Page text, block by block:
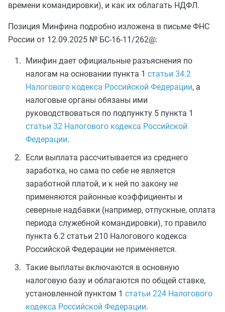
времени командировки), и как их облагать НДФЛ.
Позиция Минфина подробно изложена в письме ФНС
России от 12.09.2025 № БС-16-11/262@:
Минфин дает официальные разъяснения по
налогам на основании пункта 1 статьи 34.2
Налогового кодекса Российской Федерации, а
налоговые органы обязаны ими
руководствоваться по подпункту 5 пункта 1
статьи 32 Налогового кодекса Российской
Федерации.
Если выплата рассчитывается из среднего
заработка, но сама по себе не является
заработной платой, и к ней по закону не
применяются районные коэффициенты и
северные надбавки (например, отпускные, оплата
периода служебной командировки), то правило
пункта 6.2 статьи 210 Налогового кодекса
Российской Федерации не применяется.
Такие выплаты включаются в основную
налоговую базу и облагаются по общей ставке,
установленной пунктом 1 статьи 224 Налогового
кодекса Российской Федерации.